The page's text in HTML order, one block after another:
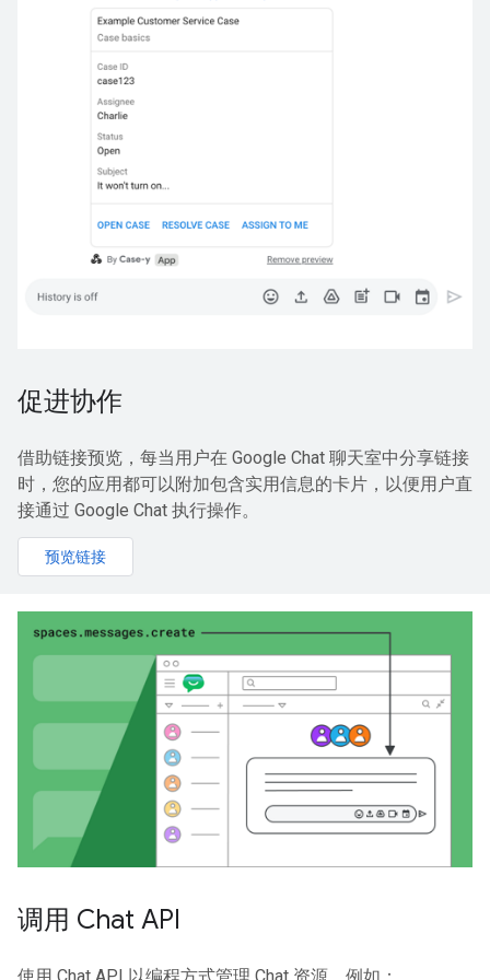
促进协作
借助链接预览，每当用户在 Google Chat 聊天室中分享链接
时，您的应用都可以附加包含实用信息的卡片，以便用户直
接通过 Google Chat 执行操作。
预览链接
调用 Chat API